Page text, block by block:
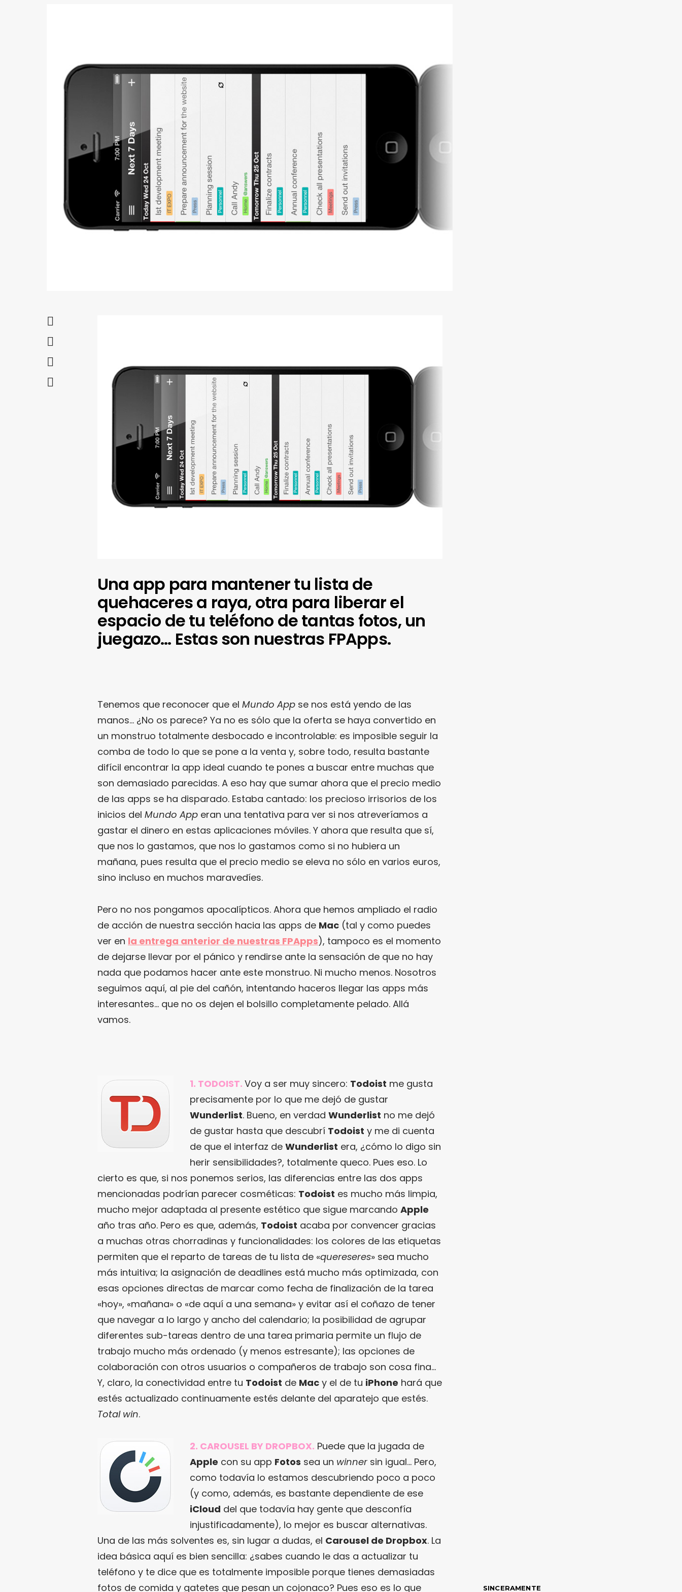
Una app para mantener tu lista de
quehaceres a raya, otra para liberar el
espacio de tu teléfono de tantas fotos, un
juegazo… Estas son nuestras FPApps.
Tenemos que reconocer que el Mundo App se nos está yendo de las
manos… ¿No os parece? Ya no es sólo que la oferta se haya convertido en
un monstruo totalmente desbocado e incontrolable: es imposible seguir la
comba de todo lo que se pone a la venta y, sobre todo, resulta bastante
difícil encontrar la app ideal cuando te pones a buscar entre muchas que
son demasiado parecidas. A eso hay que sumar ahora que el precio medio
de las apps se ha disparado. Estaba cantado: los precioso irrisorios de los
inicios del Mundo App eran una tentativa para ver si nos atreveríamos a
gastar el dinero en estas aplicaciones móviles. Y ahora que resulta que sí,
que nos lo gastamos, que nos lo gastamos como si no hubiera un
mañana, pues resulta que el precio medio se eleva no sólo en varios euros,
sino incluso en muchos maravedíes.
Pero no nos pongamos apocalípticos. Ahora que hemos ampliado el radio
de acción de nuestra sección hacia las apps de Mac (tal y como puedes
ver en la entrega anterior de nuestras FPApps), tampoco es el momento
de dejarse llevar por el pánico y rendirse ante la sensación de que no hay
nada que podamos hacer ante este monstruo. Ni mucho menos. Nosotros
seguimos aquí, al pie del cañón, intentando haceros llegar las apps más
interesantes… que no os dejen el bolsillo completamente pelado. Allá
vamos.
1. TODOIST. Voy a ser muy sincero: Todoist me gusta
precisamente por lo que me dejó de gustar
Wunderlist. Bueno, en verdad Wunderlist no me dejó
de gustar hasta que descubrí Todoist y me di cuenta
de que el interfaz de Wunderlist era, ¿cómo lo digo sin
herir sensibilidades?, totalmente queco. Pues eso. Lo
cierto es que, si nos ponemos serios, las diferencias entre las dos apps
mencionadas podrían parecer cosméticas: Todoist es mucho más limpia,
mucho mejor adaptada al presente estético que sigue marcando Apple
año tras año. Pero es que, además, Todoist acaba por convencer gracias
a muchas otras chorradinas y funcionalidades: los colores de las etiquetas
permiten que el reparto de tareas de tu lista de «quereseres» sea mucho
más intuitiva; la asignación de deadlines está mucho más optimizada, con
esas opciones directas de marcar como fecha de finalización de la tarea
«hoy», «mañana» o «de aquí a una semana» y evitar así el coñazo de tener
que navegar a lo largo y ancho del calendario; la posibilidad de agrupar
diferentes sub-tareas dentro de una tarea primaria permite un flujo de
trabajo mucho más ordenado (y menos estresante); las opciones de
colaboración con otros usuarios o compañeros de trabajo son cosa fina…
Y, claro, la conectividad entre tu Todoist de Mac y el de tu iPhone hará que
estés actualizado continuamente estés delante del aparatejo que estés.
Total win.
2. CAROUSEL BY DROPBOX. Puede que la jugada de
Apple con su app Fotos sea un winner sin igual… Pero,
como todavía lo estamos descubriendo poco a poco
(y como, además, es bastante dependiente de ese
iCloud del que todavía hay gente que desconfía
injustificadamente), lo mejor es buscar alternativas.
Una de las más solventes es, sin lugar a dudas, el Carousel de Dropbox. La
idea básica aquí es bien sencilla: ¿sabes cuando le das a actualizar tu
teléfono y te dice que es totalmente imposible porque tienes demasiadas
fotos de comida y gatetes que pesan un cojonaco? Pues eso es lo que
SINCERAMENTE